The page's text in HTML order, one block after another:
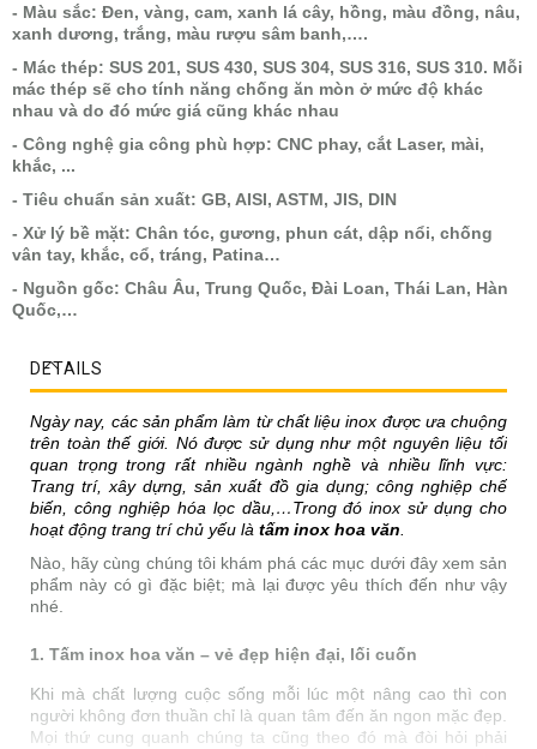
- Màu sắc: Đen, vàng, cam, xanh lá cây, hồng, màu đồng, nâu,
xanh dương, trắng, màu rượu sâm banh,….
- Mác thép: SUS 201, SUS 430, SUS 304, SUS 316, SUS 310. Mỗi
mác thép sẽ cho tính năng chống ăn mòn ở mức độ khác
nhau và do đó mức giá cũng khác nhau
- Công nghệ gia công phù hợp: CNC phay, cắt Laser, mài,
khắc, ...
- Tiêu chuẩn sản xuất: GB, AISI, ASTM, JIS, DIN
- Xử lý bề mặt: Chân tóc, gương, phun cát, dập nổi, chống
vân tay, khắc, cổ, tráng, Patina…
- Nguồn gốc: Châu Âu, Trung Quốc, Đài Loan, Thái Lan, Hàn
Quốc,…
DETAILS
Ngày nay, các sản phẩm làm từ chất liệu inox được ưa chuộng
trên toàn thế giới. Nó được sử dụng như một nguyên liệu tối
quan trọng trong rất nhiều ngành nghề và nhiều lĩnh vực:
Trang trí, xây dựng, sản xuất đồ gia dụng; công nghiệp chế
biến, công nghiệp hóa lọc dầu,…Trong đó inox sử dụng cho
hoạt động trang trí chủ yếu là tấm inox hoa văn.
Nào, hãy cùng chúng tôi khám phá các mục dưới đây xem sản
phẩm này có gì đặc biệt; mà lại được yêu thích đến như vậy
nhé.
1. Tấm inox hoa văn – vẻ đẹp hiện đại, lối cuốn
Khi mà chất lượng cuộc sống mỗi lúc một nâng cao thì con
người không đơn thuần chỉ là quan tâm đến ăn ngon mặc đẹp.
Mọi thứ cung quanh chúng ta cũng theo đó mà đòi hỏi phải